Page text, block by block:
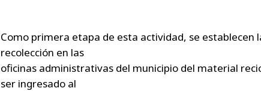
Como primera etapa de esta actividad, se establecen
recolección en las
oficinas administrativas del municipio del material
ser ingresado al